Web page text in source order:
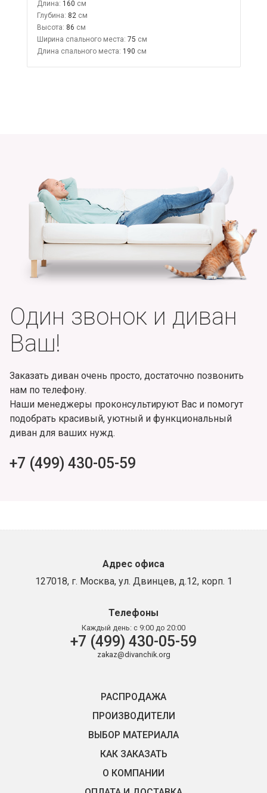
Длина: 160
Глубина: 82
Высота: 86
Ширина спального места: 75
Длина спального места: 190
Один звонок и диван
Ваш!
Заказать диван очень просто, достаточно позвонить
нам по телефону.
Наши менеджеры проконсультируют Вас и помогут
подобрать красивый, уютный и функциональный
диван для ваших нужд.
+7 (499) 430-05-59
Адрес офиса
127018, г. Москва, ул. Двинцев, д.12, корп. 1
Телефоны
Каждый день: с 9:00 до 20:00
+7 (499) 430-05-59
zakaz@divanchik.org
РАСПРОДАЖА
ПРОИЗВОДИТЕЛИ
ВЫБОР МАТЕРИАЛА
КАК ЗАКАЗАТЬ
О КОМПАНИИ